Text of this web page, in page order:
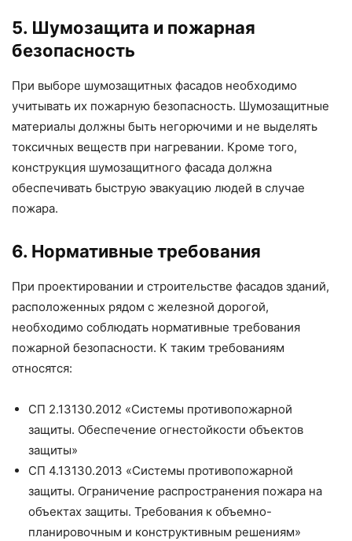
5. Шумозащита и пожарная
безопасность
При выборе шумозащитных фасадов необходимо
учитывать их пожарную безопасность. Шумозащитные
материалы должны быть негорючими и не выделять
токсичных веществ при нагревании. Кроме того,
конструкция шумозащитного фасада должна
обеспечивать быструю эвакуацию людей в случае
пожара.
6. Нормативные требования
При проектировании и строительстве фасадов зданий,
расположенных рядом с железной дорогой,
необходимо соблюдать нормативные требования
пожарной безопасности. К таким требованиям
относятся:
СП 2.13130.2012 «Системы противопожарной
защиты. Обеспечение огнестойкости объектов
защиты»
СП 4.13130.2013 «Системы противопожарной
защиты. Ограничение распространения пожара на
объектах защиты. Требования к объемно-
планировочным и конструктивным решениям»